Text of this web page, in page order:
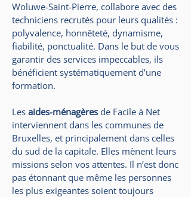
Woluwe-Saint-Pierre, collabore avec des
techniciens recrutés pour leurs qualités :
polyvalence, honnêteté, dynamisme,
fiabilité, ponctualité. Dans le but de vous
garantir des services impeccables, ils
bénéficient systématiquement d’une
formation.
Les aides-ménagères de Facile à Net
interviennent dans les communes de
Bruxelles, et principalement dans celles
du sud de la capitale. Elles mènent leurs
missions selon vos attentes. Il n’est donc
pas étonnant que même les personnes
les plus exigeantes soient toujours